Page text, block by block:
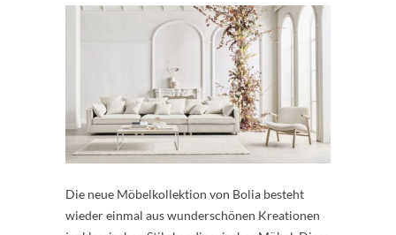
Die neue Möbelkollektion von Bolia besteht
wieder einmal aus wunderschönen Kreationen